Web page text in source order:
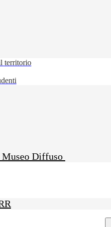
territorio
Diffuso